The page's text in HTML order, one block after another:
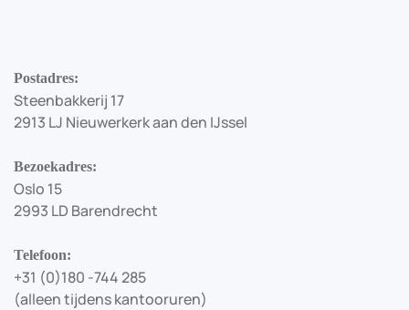
Postadres:
Steenbakkerij 17
2913 LJ Nieuwerkerk aan den IJssel
Bezoekadres:
Oslo 15
2993 LD Barendrecht
Telefoon:
+31 (0)180 -744 285
(alleen tijdens kantooruren)